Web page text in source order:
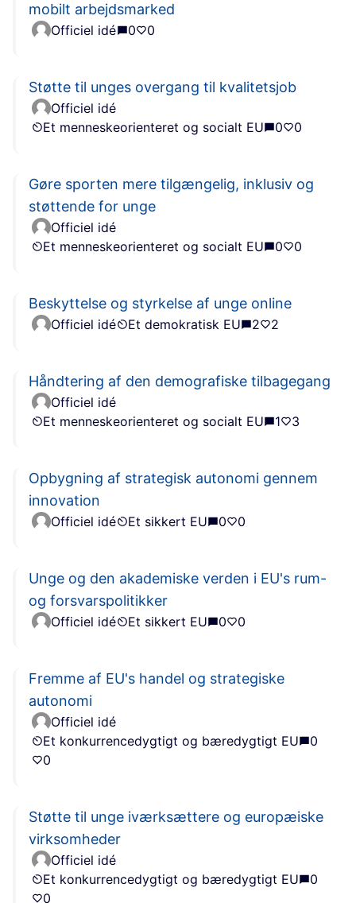
mobilt arbejdsmarked
Officiel idé 0 0
Støtte til unges overgang til kvalitetsjob
Officiel idé
Et menneskeorienteret og socialt EU
0 0
Gøre sporten mere tilgængelig, inklusiv og
støttende for unge
Officiel idé
Et menneskeorienteret og socialt EU
0 0
Beskyttelse og styrkelse af unge online
Officiel idé Et demokratisk EU 2 2
Håndtering af den demografiske tilbagegang
Officiel idé
Et menneskeorienteret og socialt EU
1 3
Opbygning af strategisk autonomi gennem
innovation
Officiel idé Et sikkert EU 0 0
Unge og den akademiske verden i EU's rum-
og forsvarspolitikker
Officiel idé Et sikkert EU 0 0
Fremme af EU's handel og strategiske
autonomi
Officiel idé
Et konkurrencedygtigt og bæredygtigt EU
0
0
Støtte til unge iværksættere og europæiske
virksomheder
Officiel idé
Et konkurrencedygtigt og bæredygtigt EU
0
0